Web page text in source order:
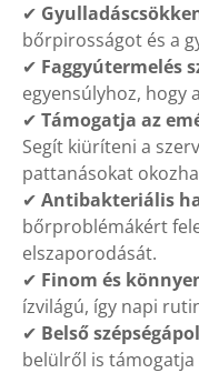
✔
bőrpirosságot és a
✔ Faggyútermelés
egyensúlyhoz, hogy
✔ Támogatja az
Segít kiüríteni a
pattanásokat
✔ Antibakteriális
bőrproblémákért
elszaporodását.
✔ Finom és
ízvilágú, így napi
✔ Belső
belülről is